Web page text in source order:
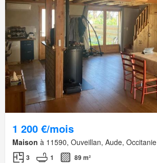
1 200 €/mois
Maison à 11590, Ouveillan, Aude, Occitanie
3 1 89 m²